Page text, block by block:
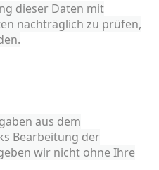
dieser Daten mit
nachträglich zu prüfen,
aus dem
Bearbeitung der
wir nicht ohne Ihre